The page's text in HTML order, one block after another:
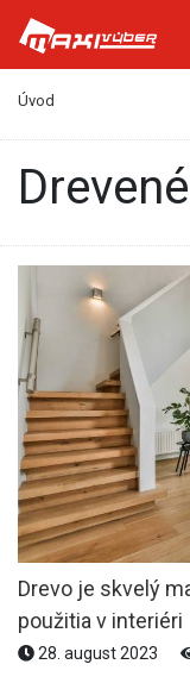
Úvod
Drevo je skvelý
použitia v interiéri
28. august 2023